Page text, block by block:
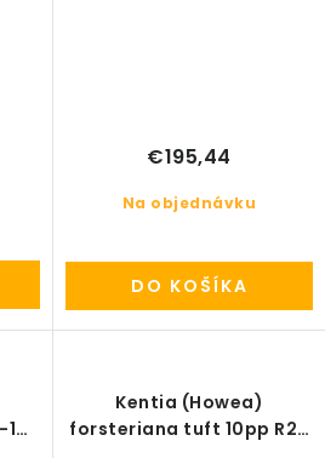
Na objednávku
€195,44
DO KOŠÍKA
Kentia (Howea)
forsteriana tuft 10pp R27